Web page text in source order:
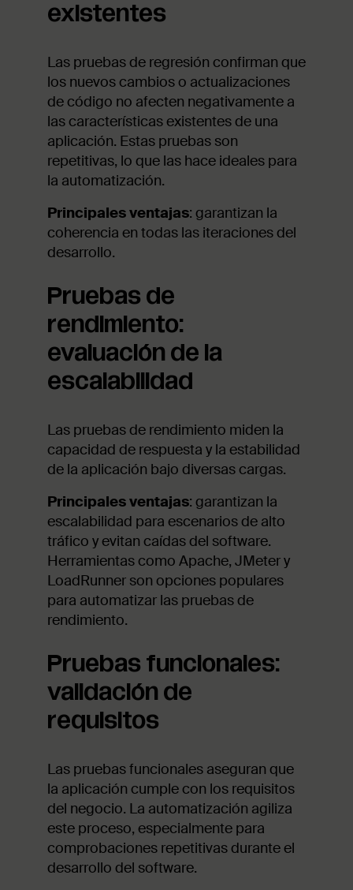
existentes
Las pruebas de regresión confirman que
los nuevos cambios o actualizaciones
de código no afecten negativamente a
las características existentes de una
aplicación. Estas pruebas son
repetitivas, lo que las hace ideales para
la automatización.
Principales ventajas: garantizan la
coherencia en todas las iteraciones del
desarrollo.
Pruebas de
rendimiento:
evaluación de la
escalabilidad
Las pruebas de rendimiento miden la
capacidad de respuesta y la estabilidad
de la aplicación bajo diversas cargas.
Principales ventajas: garantizan la
escalabilidad para escenarios de alto
tráfico y evitan caídas del software.
Herramientas como Apache, JMeter y
LoadRunner son opciones populares
para automatizar las pruebas de
rendimiento.
Pruebas funcionales:
validación de
requisitos
Las pruebas funcionales aseguran que
la aplicación cumple con los requisitos
del negocio. La automatización agiliza
este proceso, especialmente para
comprobaciones repetitivas durante el
desarrollo del software.